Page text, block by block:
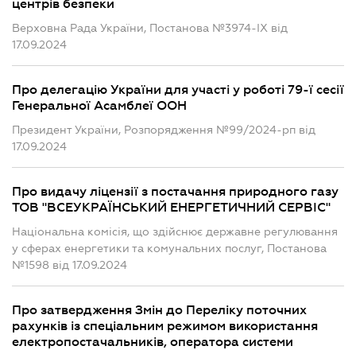
центрів безпеки
Верховна Рада України, Постанова №3974-IX від
17.09.2024
Про делегацію України для участі у роботі 79-ї сесії
Генеральної Асамблеї ООН
Президент України, Розпорядження №99/2024-рп від
17.09.2024
Про видачу ліцензії з постачання природного газу
ТОВ "ВСЕУКРАЇНСЬКИЙ ЕНЕРГЕТИЧНИЙ СЕРВІС"
Національна комісія, що здійснює державне регулювання
у сферах енергетики та комунальних послуг, Постанова
№1598 від 17.09.2024
Про затвердження Змін до Переліку поточних
рахунків із спеціальним режимом використання
електропостачальників, оператора системи